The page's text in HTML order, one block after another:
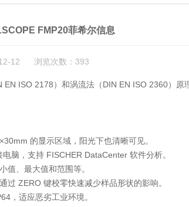
FMP20菲希尔信息
12-12 浏览次数：393
ISO 2178）和涡流法（DIN EN ISO 2360）原
的显示区域，阳光下也清晰可见。
脑，支持 FISCHER DataCenter 软件分析。
值、最大值和范围等。
ZERO 键校零快速减少样品形状的影响。
，适应恶劣工业环境。